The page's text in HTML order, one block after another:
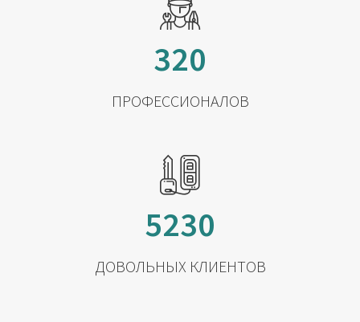
320
ПРОФЕССИОНАЛОВ
5230
ДОВОЛЬНЫХ КЛИЕНТОВ